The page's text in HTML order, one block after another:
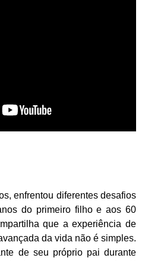
enfrentou diferentes desafios
do primeiro filho e aos 60
que a experiência de
da vida não é simples.
de seu próprio pai durante